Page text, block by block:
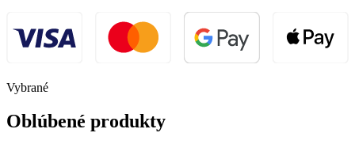
Vybrané
Oblúbené produkty